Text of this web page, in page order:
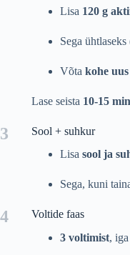
Lisa 120 g
Sega
Võta kohe
Lase seista 10-15 min
3
Sool + suhkur
Lisa sool ja
Sega, kuni
4
Voltide faas
3 voltimist, iga